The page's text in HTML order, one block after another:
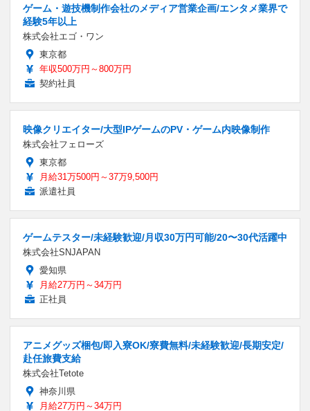
ゲーム・遊技機制作会社のメディア営業企画/エンタメ業界で
経験5年以上
株式会社エゴ・ワン
東京都
年収500万円～800万円
契約社員
映像クリエイター/大型IPゲームのPV・ゲーム内映像制作
株式会社フェローズ
東京都
月給31万500円～37万9,500円
派遣社員
ゲームテスター/未経験歓迎/月収30万円可能/20〜30代活躍中
株式会社SNJAPAN
愛知県
月給27万円～34万円
正社員
アニメグッズ梱包/即入寮OK/寮費無料/未経験歓迎/長期安定/
赴任旅費支給
株式会社Tetote
神奈川県
月給27万円～34万円